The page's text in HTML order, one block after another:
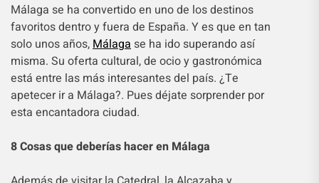
Málaga se ha convertido en uno de los destinos
favoritos dentro y fuera de España. Y es que en tan
solo unos años,Málaga se ha ido superando así
misma. Su oferta cultural, de ocio y gastronómica
está entre las más interesantes del país. ¿Te
apetecer ir a Málaga?. Pues déjate sorprender por
esta encantadora ciudad.
8 Cosas que deberías hacer en Málaga